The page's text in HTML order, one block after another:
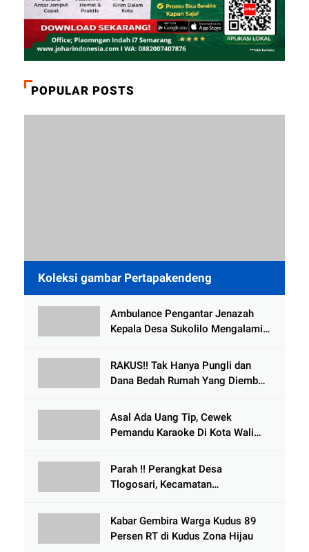
POPULAR POSTS
Koleksi gambar Pertapakendeng
Ambulance Pengantar Jenazah
Kepala Desa Sukolilo Mengalami
Meninggal Dunia
RAKUS!! Tak Hanya Pungli dan
Dana Bedah Rumah Yang Diembat,
Tlogowungu, di Duga
Selewengkan Bantuan Mushola
Asal Ada Uang Tip, Cewek
Pemandu Karaoke Di Kota Wali
Parah !! Perangkat Desa
Tlogosari, Kecamatan
Rumah dari BAZNAS
Kabar Gembira Warga Kudus 89
Persen RT di Kudus Zona Hijau